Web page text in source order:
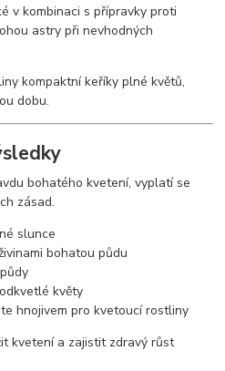
v kombinaci s přípravky proti
astry při nevhodných
kompaktní keříky plné květů,
dobu.
bohatého kvetení, vyplatí se
zásad.
slunce
bohatou půdu
květy
hnojivem pro kvetoucí rostliny
kvetení a zajistit zdravý růst